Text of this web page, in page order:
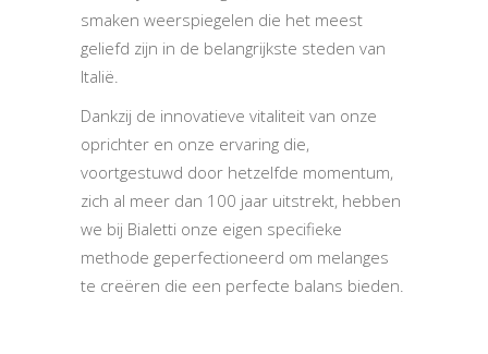
smaken weerspiegelen die het meest
geliefd zijn in de belangrijkste steden van
Italië.
Dankzij de innovatieve vitaliteit van onze
oprichter en onze ervaring die,
voortgestuwd door hetzelfde momentum,
zich al meer dan 100 jaar uitstrekt, hebben
we bij Bialetti onze eigen specifieke
methode geperfectioneerd om melanges
te creëren die een perfecte balans bieden.